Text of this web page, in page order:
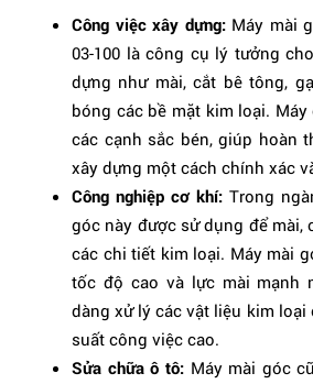
Công việc xây dựng:Máy mài
03-100 là công cụ lý tưởng
dựng như mài, cắt bê tông,
bóng các bề mặt kim loại.
các cạnh sắc bén, giúp hoàn
xây dựng một cách chính xác
Công nghiệp cơ khí: Trong
góc này được sử dụng để mài,
các chi tiết kim loại. Máy mài
tốc độ cao và lực mài mạnh
dàng xử lý các vật liệu kim loại
suất công việc cao.
Sửa chữa ô tô:Máy mài góc